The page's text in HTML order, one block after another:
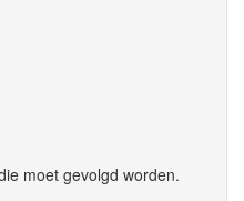
moet gevolgd worden.